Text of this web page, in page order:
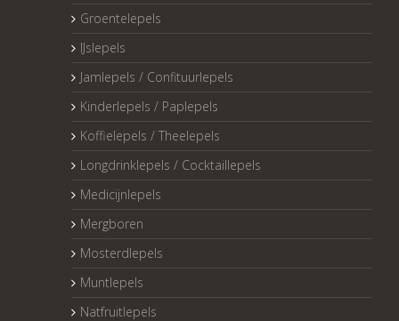
Groentelepels
IJslepels
Jamlepels / Confituurlepels
Kinderlepels / Paplepels
Koffielepels / Theelepels
Longdrinklepels / Cocktaillepels
Medicijnlepels
Mergboren
Mosterdlepels
Muntlepels
Natfruitlepels